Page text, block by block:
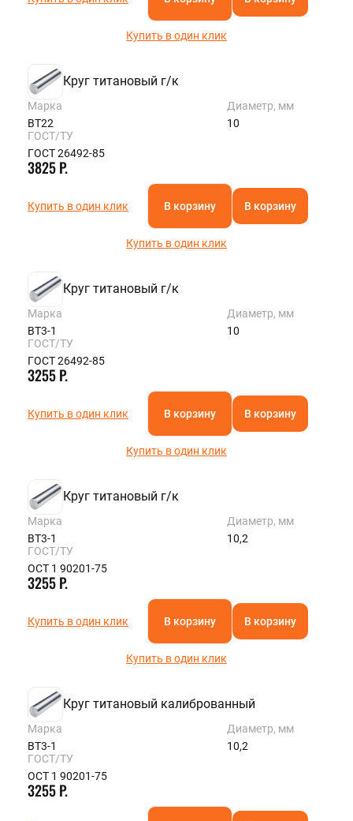
Купить в один клик
Круг титановый г/к
Марка
ВТ22
Диаметр, мм
10
ГОСТ/ТУ
ГОСТ 26492-85
3825 Р.
Купить в один клик В корзину В корзину
Купить в один клик
Круг титановый г/к
Марка
ВТ3-1
Диаметр, мм
10
ГОСТ/ТУ
ГОСТ 26492-85
3255 Р.
Купить в один клик В корзину В корзину
Купить в один клик
Круг титановый г/к
Марка
ВТ3-1
Диаметр, мм
10,2
ГОСТ/ТУ
ОСТ 1 90201-75
3255 Р.
Купить в один клик В корзину В корзину
Купить в один клик
Круг титановый калиброванный
Марка
ВТ3-1
Диаметр, мм
10,2
ГОСТ/ТУ
ОСТ 1 90201-75
3255 Р.